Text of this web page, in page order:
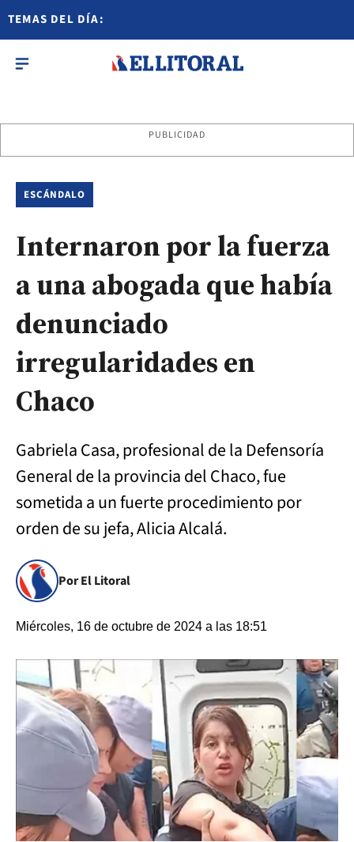
TEMAS DEL DÍA:
PUBLICIDAD
ESCÁNDALO
Internaron por la fuerza
a una abogada que había
denunciado
irregularidades en
Chaco
Gabriela Casa, profesional de la Defensoría
General de la provincia del Chaco, fue
sometida a un fuerte procedimiento por
orden de su jefa, Alicia Alcalá.
Por El Litoral
Miércoles, 16 de octubre de 2024 a las 18:51